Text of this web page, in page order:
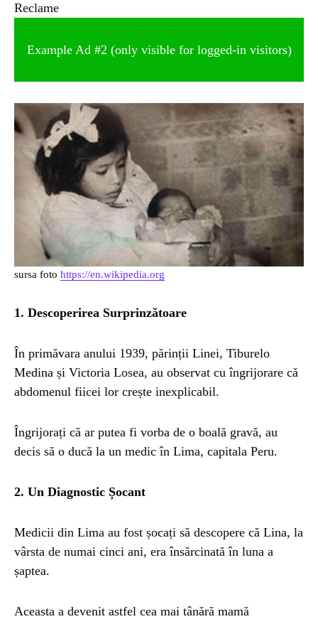
Reclame
Example Ad #2 (only visible for logged-in visitors)
sursa foto https://en.wikipedia.org
1. Descoperirea Surprinzătoare
În primăvara anului 1939, părinții Linei, Tiburelo
Medina și Victoria Losea, au observat cu îngrijorare că
abdomenul fiicei lor crește inexplicabil.
Îngrijorați că ar putea fi vorba de o boală gravă, au
decis să o ducă la un medic în Lima, capitala Peru.
2. Un Diagnostic Șocant
Medicii din Lima au fost șocați să descopere că Lina, la
vârsta de numai cinci ani, era însărcinată în luna a
șaptea.
Aceasta a devenit astfel cea mai tânără mamă
Barajul Trei Defileuri a Încetinit Rotația
BLOG 2 years ago
BLOG 2 years ago
Espressor paduri Senseo blocat?Afla cum îl
poti debloca
ȘTIINȚA 1 year ago
Ai simțit vreodată deja-vu? Află de ce se
întâmplă